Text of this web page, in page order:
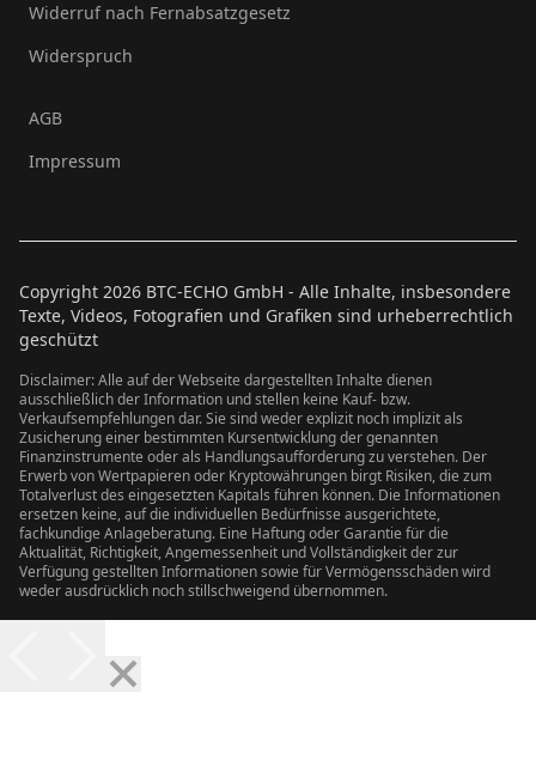
Widerruf nach Fernabsatzgesetz
Widerspruch
AGB
Impressum
Copyright 2026 BTC-ECHO GmbH - Alle Inhalte, insbesondere
Texte, Videos, Fotografien und Grafiken sind urheberrechtlich
geschützt
Disclaimer: Alle auf der Webseite dargestellten Inhalte dienen
ausschließlich der Information und stellen keine Kauf- bzw.
Verkaufsempfehlungen dar. Sie sind weder explizit noch implizit als
Zusicherung einer bestimmten Kursentwicklung der genannten
Finanzinstrumente oder als Handlungsaufforderung zu verstehen. Der
Erwerb von Wertpapieren oder Kryptowährungen birgt Risiken, die zum
Totalverlust des eingesetzten Kapitals führen können. Die Informationen
ersetzen keine, auf die individuellen Bedürfnisse ausgerichtete,
fachkundige Anlageberatung. Eine Haftung oder Garantie für die
Aktualität, Richtigkeit, Angemessenheit und Vollständigkeit der zur
Verfügung gestellten Informationen sowie für Vermögensschäden wird
weder ausdrücklich noch stillschweigend übernommen.